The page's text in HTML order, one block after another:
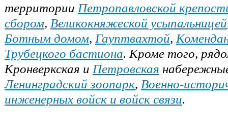
территории Петропавловской
сбором, Великокняжеской усыпальницей
Ботным домом, Гауптвахтой,
Трубецкого бастиона. Кроме того,
Кронверкская и Петровская
Ленинградский зоопарк, Военно-
инженерных войск и войск связи.